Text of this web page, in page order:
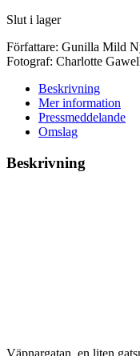
Slut i lager
Författare: Gunilla Mild
Fotograf: Charlotte
Beskrivning
Mer information
Pressmeddelande
Omslag
Beskrivning